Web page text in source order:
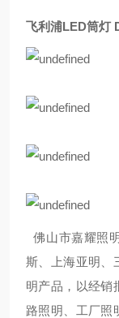
飞利浦LED筒灯
佛山市嘉耀照
斯、上海亚明、
明产品，以经销
路照明、工厂照